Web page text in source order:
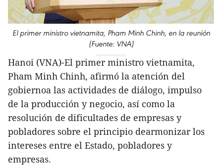
El primer ministro vietnamita, Pham Minh Chinh, en la reunión
(Fuente: VNA)
Hanoi (VNA)-El primer ministro vietnamita,
Pham Minh Chinh, afirmó la atención del
gobiernoa las actividades de diálogo, impulso
de la producción y negocio, así como la
resolución de dificultades de empresas y
pobladores sobre el principio dearmonizar los
intereses entre el Estado, pobladores y
empresas.